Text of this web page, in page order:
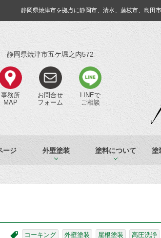
静岡県焼津市を拠点に静岡市、清水、藤枝市、島田
静岡県焼津市五ケ堀之内572
事務所
MAP
お問合せ
フォーム
LINEで
ご相談
ージ 外壁塗装 塗料について 塗
コーキング 外壁塗装 屋根塗装 高圧洗浄